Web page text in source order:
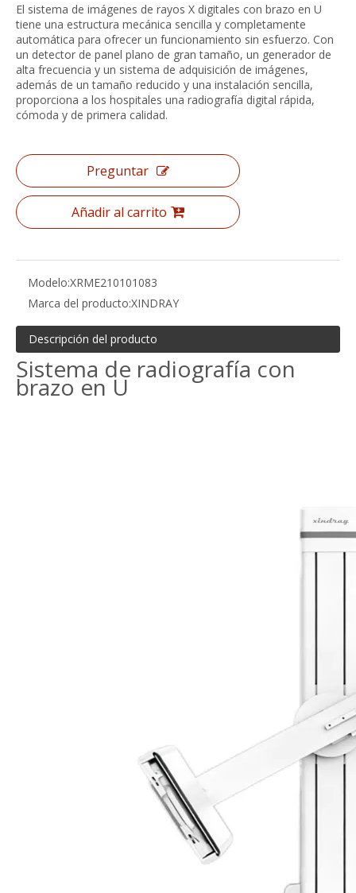
El sistema de imágenes de rayos X digitales con brazo en U
tiene una estructura mecánica sencilla y completamente
automática para ofrecer un funcionamiento sin esfuerzo. Con
un detector de panel plano de gran tamaño, un generador de
alta frecuencia y un sistema de adquisición de imágenes,
además de un tamaño reducido y una instalación sencilla,
proporciona a los hospitales una radiografía digital rápida,
cómoda y de primera calidad.
Preguntar
Añadir al carrito
Modelo:XRME210101083
Marca del producto:XINDRAY
Descripción del producto
Sistema de radiografía con
brazo en U